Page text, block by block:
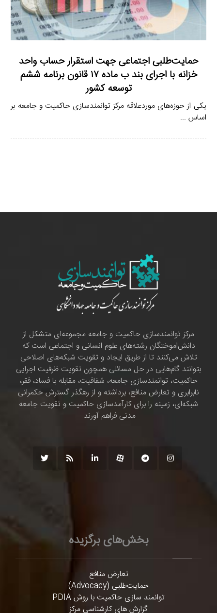
حمایت‌طلبی اجتماعی جهت استقرار حساب واحد
خزانه با اجرای بند ب ماده ۱۷ قانون برنامه ششم
توسعه کشور
یکی از حوزه‌های موردعلاقه مرکز توانمندسازی حاکمیت و جامعه بر
اساس ...
مرکز توانمندسازی حاکمیت و جامعه مجموعه‌ای متشکل از
دانش‌اموختگان رشته‌های علوم انسانی و اجتماعی است که
تلاش می‌کنند تا از طریق ایجاد و تقویت شبکه‌های اصلاحی
بتوانند گام‌هایی در حل مسائلی همچون تقویت ظرفیت اجرایی
حاکمیت، توانمندسازی جامعه، شفافیت، مقابله با فساد، فقر،
نابرابری و تعارض منافع، برداشته و از رهگذر گسترش حکمرانی
شبکه‌ای، زمینه را برای کارآمدسازی حاکمیت و تقویت جامعه
مدنی فراهم آورند.
بخش‌های برگزیده
تعارض منافع
حمایت‌طلبی (Advocacy)
توانمند سازی حاکمیت با روش PDIA
گزارش های کارشناسی مرکز